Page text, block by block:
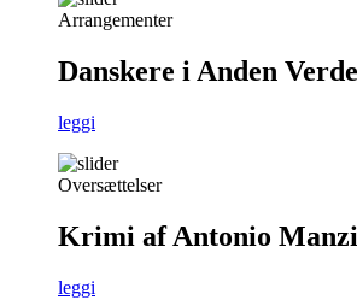
Arrangementer
Danskere i Anden
leggi
Oversættelser
Krimi af Antonio
leggi